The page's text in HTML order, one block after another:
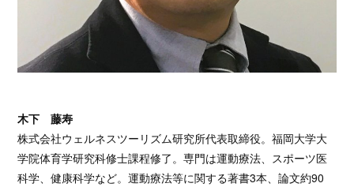
木下 藤寿
株式会社ウェルネスツーリズム研究所代表取締役。福岡大学大
学院体育学研究科修士課程修了。専門は運動療法、スポーツ医
科学、健康科学など。運動療法等に関する著書3本、論文約90